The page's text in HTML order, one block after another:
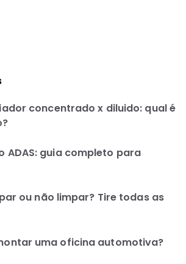
concentrado x diluido: qual é
ADAS: guia completo para
ou não limpar? Tire todas as
uma oficina automotiva?